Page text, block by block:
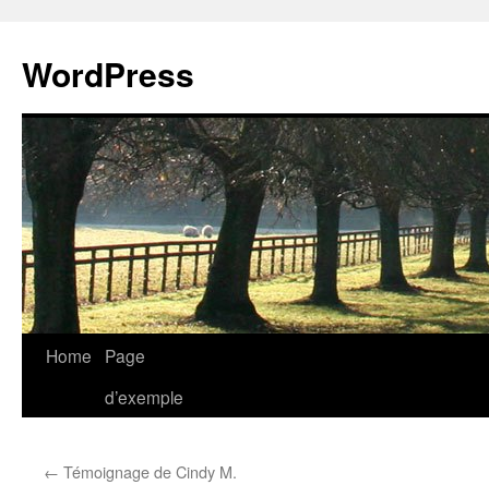
WordPress
Skip
Home
Page
d’exemple
← Témoignage de Cindy M.